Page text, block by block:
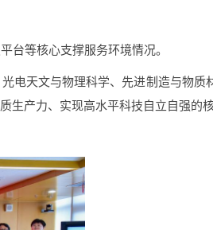
台等核心支撑服务环境情况。
电天文与物理科学、先进制造与物质
产力、实现高水平科技自立自强的核